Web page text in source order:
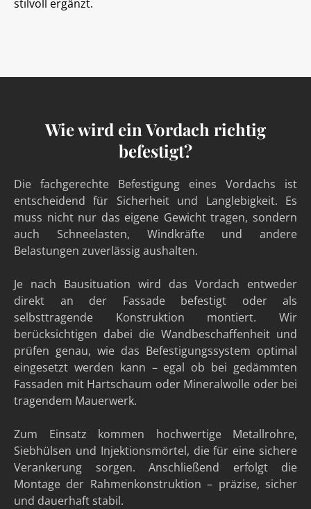
stilvoll ergänzt.
Wie wird ein Vordach richtig
befestigt?
Die fachgerechte Befestigung eines Vordachs ist
entscheidend für Sicherheit und Langlebigkeit. Es
muss nicht nur das eigene Gewicht tragen, sondern
auch Schneelasten, Windkräfte und andere
Belastungen zuverlässig aushalten.
Je nach Bausituation wird das Vordach entweder
direkt an der Fassade befestigt oder als
selbsttragende Konstruktion montiert. Wir
berücksichtigen dabei die Wandbeschaffenheit und
prüfen genau, wie das Befestigungssystem optimal
eingesetzt werden kann – egal ob bei gedämmten
Fassaden mit Hartschaum oder Mineralwolle oder bei
tragendem Mauerwerk.
Zum Einsatz kommen hochwertige Metallrohre,
Siebhülsen und Injektionsmörtel, die für eine sichere
Verankerung sorgen. Anschließend erfolgt die
Montage der Rahmenkonstruktion – präzise, sicher
und dauerhaft stabil.